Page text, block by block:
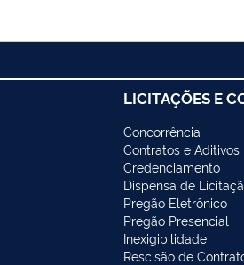
LICITAÇÕES E
Concorrência
Contratos e Aditivos
Credenciamento
Dispensa de
Pregão Eletrônico
Pregão Presencial
Inexigibilidade
Rescisão de